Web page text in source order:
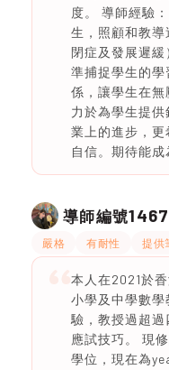
度。 導師經驗
生，照顧和教導
閉症及發展遲
準捕捉學生的
係，讓學生在
力於為學生提
業上的進步，
自信。期待能成
導師編號
嚴格 有耐性 提供
本人在2021於
小學及中學數
驗，教授過超
應試技巧。 現
學位，現在為